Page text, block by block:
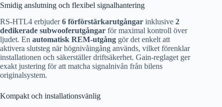
Smidig anslutning och flexibel signalhantering
RS-HTL4 erbjuder6 förförstärkarutgångar inklusive 2
dedikerade subwooferutgångar för maximal kontroll över
ljudet. En automatisk REM-utgång gör det enkelt att
aktivera slutsteg när högnivåingång används, vilket förenklar
installationen och säkerställer driftsäkerhet. Gain-reglaget ger
exakt justering för att matcha signalnivån från bilens
originalsystem.
Kompakt och installationsvänlig